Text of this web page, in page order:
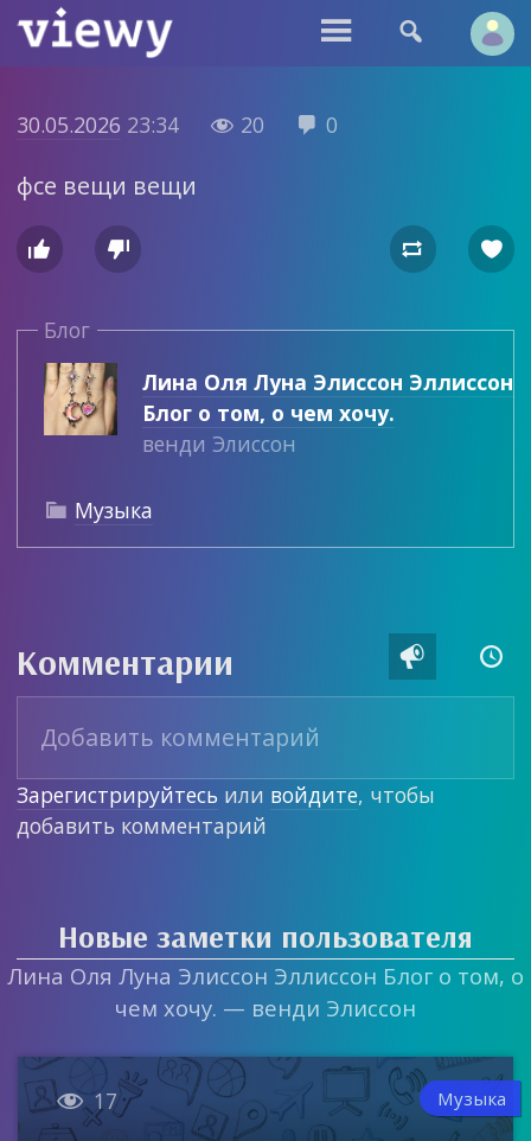
 
30.05.2026 23:34  20  0
фсе вещи вещи
   
Блог
Лина Оля Луна Элиссон Эллиссон
Блог о том, о чем хочу.
венди Элиссон
 Музыка
Комментарии  
Зарегистрируйтесь или войдите, чтобы
добавить комментарий
Новые заметки пользователя
Лина Оля Луна Элиссон Эллиссон Блог о том, о
чем хочу. — венди Элиссон
 17 Музыка